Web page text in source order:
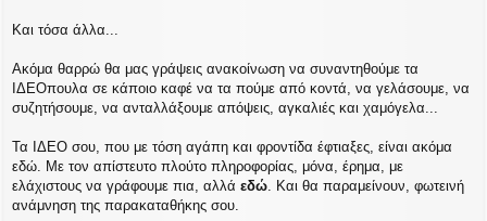
Και τόσα άλλα...
Ακόμα θαρρώ θα μας γράψεις ανακοίνωση να συναντηθούμε τα
ΙΔΕΟπουλα σε κάποιο καφέ να τα πούμε από κοντά, να γελάσουμε, να
συζητήσουμε, να ανταλλάξουμε απόψεις, αγκαλιές και χαμόγελα...
Τα ΙΔΕΟ σου, που με τόση αγάπη και φροντίδα έφτιαξες, είναι ακόμα
εδώ. Με τον απίστευτο πλούτο πληροφορίας, μόνα, έρημα, με
ελάχιστους να γράφουμε πια, αλλά εδώ. Και θα παραμείνουν, φωτεινή
ανάμνηση της παρακαταθήκης σου.